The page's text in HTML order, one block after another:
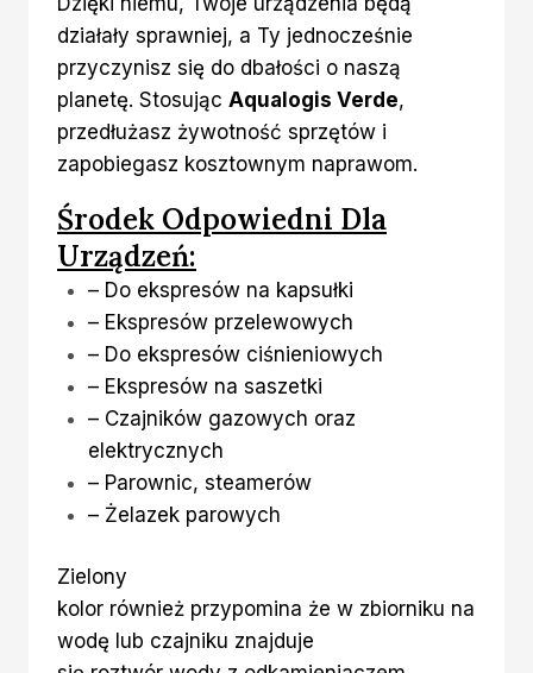
działały sprawniej, a Ty jednocześnie
przyczynisz się do dbałości o naszą
planetę. Stosując Aqualogis Verde,
przedłużasz żywotność sprzętów i
zapobiegasz kosztownym naprawom.
Środek Odpowiedni Dla
Urządzeń:
– Do ekspresów na kapsułki
– Ekspresów przelewowych
– Do ekspresów ciśnieniowych
– Ekspresów na saszetki
– Czajników gazowych oraz
elektrycznych
– Parownic, steamerów
– Żelazek parowych
Zielony
kolor również przypomina że w zbiorniku na
wodę lub czajniku znajduje